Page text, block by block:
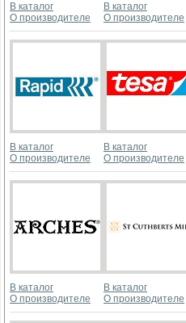
В каталог
О производителе
В каталог
О производителе
В каталог
О производителе
В каталог
О производителе
В каталог
О производителе
В каталог
О производителе